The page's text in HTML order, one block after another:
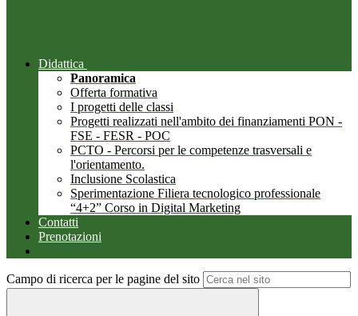
Didattica
Panoramica
Offerta formativa
I progetti delle classi
Progetti realizzati nell'ambito dei finanziamenti PON -
FSE - FESR - POC
PCTO - Percorsi per le competenze trasversali e
l'orientamento.
Inclusione Scolastica
Sperimentazione Filiera tecnologico professionale
“4+2” Corso in Digital Marketing
Contatti
Prenotazioni
Campo di ricerca per le pagine del sito